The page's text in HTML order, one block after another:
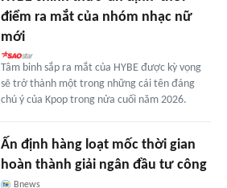
điểm ra mắt của nhóm nhạc nữ
mới
Tâm binh sắp ra mắt của HYBE được kỳ vọng
sẽ trở thành một trong những cái tên đáng
chú ý của Kpop trong nửa cuối năm 2026.
Ấn định hàng loạt mốc thời gian
hoàn thành giải ngân đầu tư công
Bnews